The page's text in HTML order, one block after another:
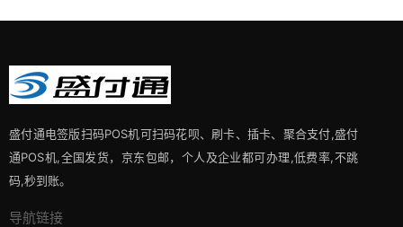
盛付通电签版扫码POS机可扫码花呗、刷卡、插卡、聚合支付,盛付
通POS机,全国发货，京东包邮，个人及企业都可办理,低费率,不跳
码,秒到账。
导航链接